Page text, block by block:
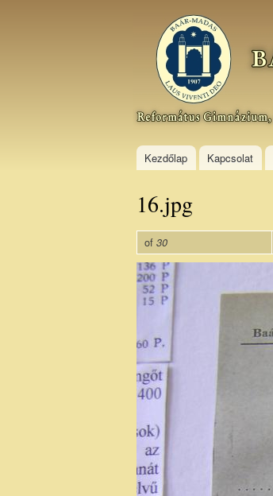
Baár–
Madas
Református
Gimnázium,
Általános
Kollégium
Kezdőlap Kapcsolat
16.jpg
of 30
16_9.jpg